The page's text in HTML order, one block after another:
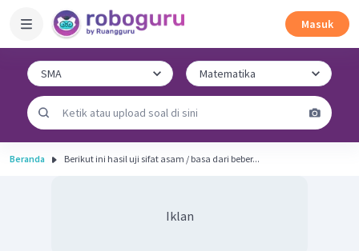
Masuk
Beranda Berikut ini hasil uji sifat asam / basa dari beber...
Iklan